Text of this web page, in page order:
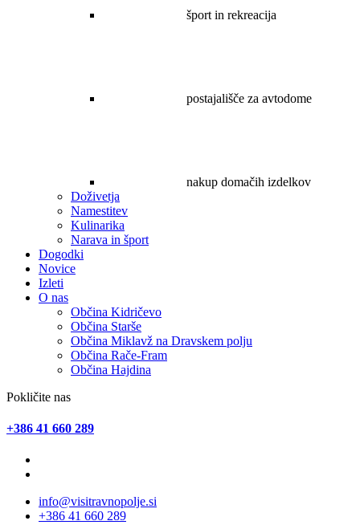
šport in rekreacija
postajališče za avtodome
nakup domačih izdelkov
Doživetja
Namestitev
Kulinarika
Narava in šport
Dogodki
Novice
Izleti
O nas
Občina Kidričevo
Občina Starše
Občina Miklavž na Dravskem polju
Občina Rače-Fram
Občina Hajdina
Pokličite nas
+386 41 660 289
info@visitravnopolje.si
+386 41 660 289